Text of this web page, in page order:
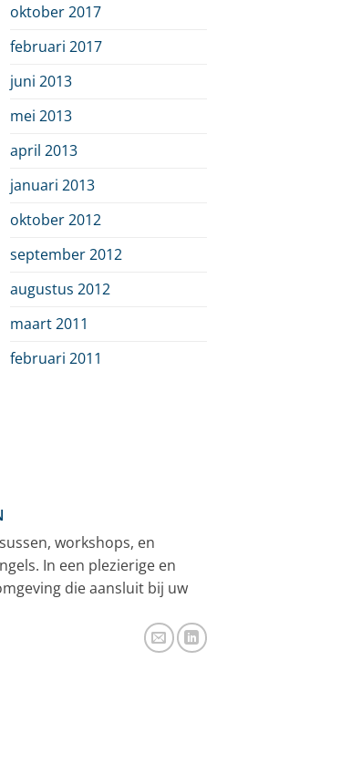
oktober 2017
februari 2017
juni 2013
mei 2013
april 2013
januari 2013
oktober 2012
september 2012
augustus 2012
maart 2011
februari 2011
workshops, en
In een plezierige en
die aansluit bij uw